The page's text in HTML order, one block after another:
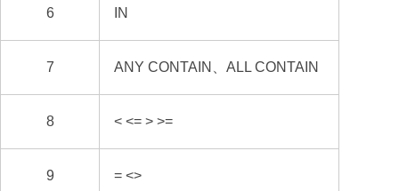
6 IN
7 ANY CONTAIN、ALL CONTAIN
8 < <= > >=
9 = <>